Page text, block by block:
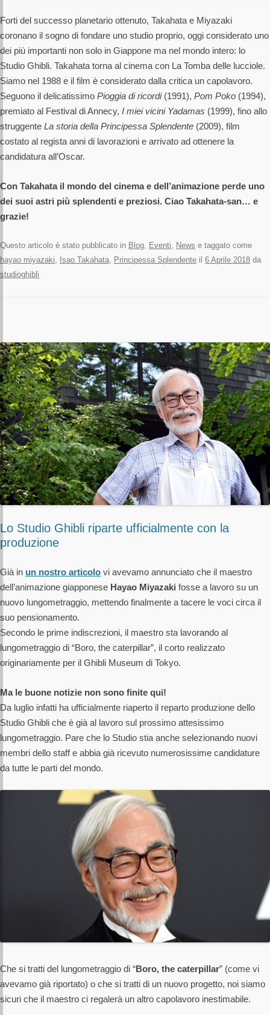
Forti del successo planetario ottenuto, Takahata e Miyazaki
coronano il sogno di fondare uno studio proprio, oggi considerato uno
dei più importanti non solo in Giappone ma nel mondo intero: lo
Studio Ghibli. Takahata torna al cinema con La Tomba delle lucciole.
Siamo nel 1988 e il film è considerato dalla critica un capolavoro.
Seguono il delicatissimo Pioggia di ricordi(1991), Pom Poko (1994),
premiato al Festival di Annecy, I miei vicini Yadamas (1999), fino allo
struggente La storia della Principessa Splendente (2009), film
costato al regista anni di lavorazioni e arrivato ad ottenere la
candidatura all’Oscar.
Con Takahata il mondo del cinema e dell’animazione perde uno
dei suoi astri più splendenti e preziosi. Ciao Takahata-san… e
grazie!
Questo articolo è stato pubblicato in Blog, Eventi, News e taggato come
hayao miyazaki, Isao Takahata, Principessa Splendente il 6 Aprile 2018 da
studioghibli
Lo Studio Ghibli riparte ufficialmente con la
produzione
Già in un nostro articolo vi avevamo annunciato che il maestro
dell’animazione giapponese Hayao Miyazaki fosse a lavoro su un
nuovo lungometraggio, mettendo finalmente a tacere le voci circa il
suo pensionamento.
Secondo le prime indiscrezioni, il maestro sta lavorando al
lungometraggio di “Boro, the caterpillar”, il corto realizzato
originariamente per il Ghibli Museum di Tokyo.
Ma le buone notizie non sono finite qui!
Da luglio infatti ha ufficialmente riaperto il reparto produzione dello
Studio Ghibli che è già al lavoro sul prossimo attesissimo
lungometraggio. Pare che lo Studio stia anche selezionando nuovi
membri dello staff e abbia già ricevuto numerosissime candidature
da tutte le parti del mondo.
Che si tratti del lungometraggio di “Boro, the caterpillar” (come vi
avevamo già riportato) o che si tratti di un nuovo progetto, noi siamo
sicuri che il maestro ci regalerà un altro capolavoro inestimabile.